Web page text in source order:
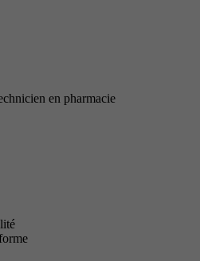
en pharmacie